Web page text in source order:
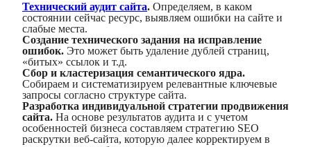
Технический аудит сайта. Определяем, в каком
состоянии сейчас ресурс, выявляем ошибки на сайте и
слабые места.
Создание технического задания на исправление
ошибок. Это может быть удаление дублей страниц,
«битых» ссылок и т.д.
Сбор и кластеризация семантического ядра.
Собираем и систематизируем релевантные ключевые
запросы согласно структуре сайта.
Разработка индивидуальной стратегии продвижения
сайта. На основе результатов аудита и с учетом
особенностей бизнеса составляем стратегию SEO
раскрутки веб-сайта, которую далее корректируем в